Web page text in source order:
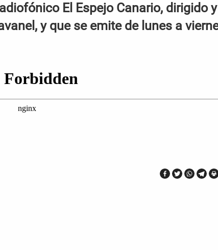
El Espejo Canario, dirigido y
y que se emite de lunes a